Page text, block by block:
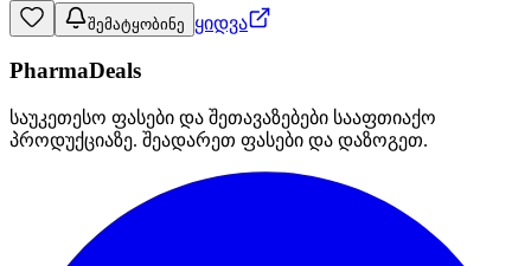
შემატყობინე ყიდვა
PharmaDeals
საუკეთესო ფასები და შეთავაზებები სააფთიაქო
პროდუქციაზე. შეადარეთ ფასები და დაზოგეთ.